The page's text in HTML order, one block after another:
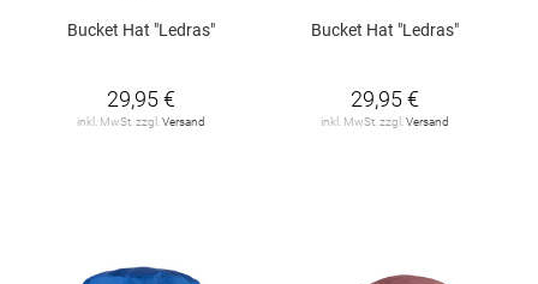
Bucket Hat "Ledras"
29,95 €
inkl. MwSt. zzgl. Versand
Bucket Hat "Ledras"
29,95 €
inkl. MwSt. zzgl. Versand